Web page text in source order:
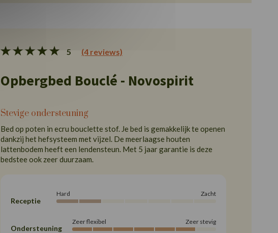
5 (4 reviews)
Opbergbed Bouclé - Novospirit
Stevige ondersteuning
Bed op poten in ecru bouclette stof. Je bed is gemakkelijk te openen
dankzij het hefsysteem met vijzel. De meerlaagse houten
lattenbodem heeft een lendensteun. Met 5 jaar garantie is deze
bedstee ook zeer duurzaam.
Receptie
Hard Zacht
Ondersteuning
Zeer flexibel Zeer stevig